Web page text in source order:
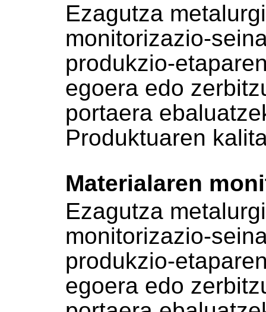
Ezagutza
monitorizazio-
produkzio-
egoera edo
portaera
Produktuaren
Materialaren
Ezagutza
monitorizazio-
produkzio-
egoera edo